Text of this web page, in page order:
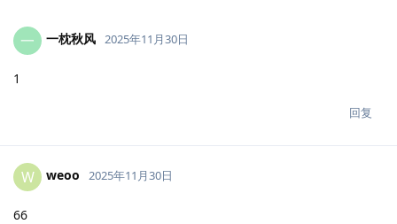
一 一枕秋风 2025年11月30日
1
回复
W weoo 2025年11月30日
66